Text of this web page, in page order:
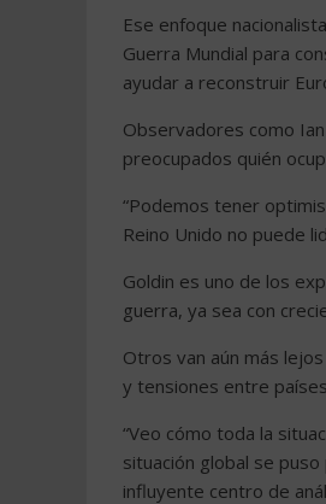
Ese enfoque
Guerra Mundial para
ayudar a reconstruir
Observadores como
preocupados quién
“Podemos tener
Reino Unido no puede
Goldin es uno de los
guerra, ya sea con
Otros van aún más
y tensiones entre
“Veo cómo toda la
situación global se
influyente centro de